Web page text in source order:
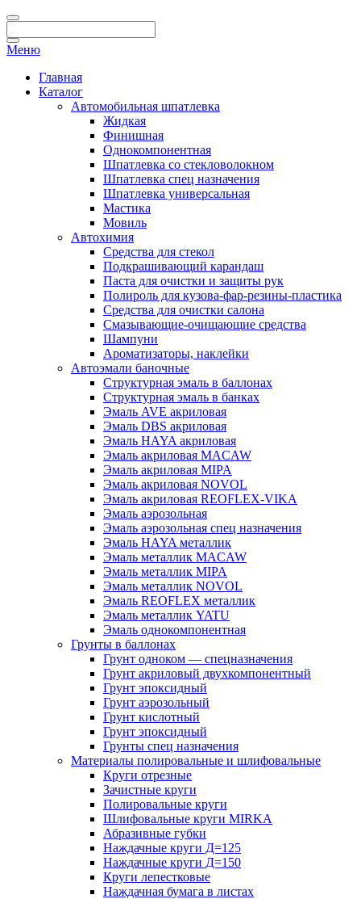
Меню
Главная
Каталог
Автомобильная шпатлевка
Жидкая
Финишная
Однокомпонентная
Шпатлевка со стекловолокном
Шпатлевка спец назначения
Шпатлевка универсальная
Мастика
Мовиль
Автохимия
Средства для стекол
Подкрашивающий карандаш
Паста для очистки и защиты рук
Полироль для кузова-фар-резины-пластика
Средства для очистки салона
Смазывающие-очищающие средства
Шампуни
Ароматизаторы, наклейки
Автоэмали баночные
Структурная эмаль в баллонах
Структурная эмаль в банках
Эмаль AVE акриловая
Эмаль DBS акриловая
Эмаль HAYA акриловая
Эмаль акриловая MACAW
Эмаль акриловая MIPA
Эмаль акриловая NOVOL
Эмаль акриловая REOFLEX-VIKA
Эмаль аэрозольная
Эмаль аэрозольная спец назначения
Эмаль HAYA металлик
Эмаль металлик MACAW
Эмаль металлик MIPA
Эмаль металлик NOVOL
Эмаль REOFLEX металлик
Эмаль металлик YATU
Эмаль однокомпонентная
Грунты в баллонах
Грунт одноком — спецназначения
Грунт акриловый двухкомпонентный
Грунт эпоксидный
Грунт аэрозольный
Грунт кислотный
Грунт эпоксидный
Грунты спец назначения
Материалы полировальные и шлифовальные
Круги отрезные
Зачистные круги
Полировальные круги
Шлифовальные круги MIRKA
Абразивные губки
Наждачные круги Д=125
Наждачные круги Д=150
Круги лепестковые
Наждачная бумага в листах